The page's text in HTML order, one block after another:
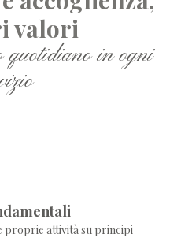
valori
in ogni
proprie attività su principi